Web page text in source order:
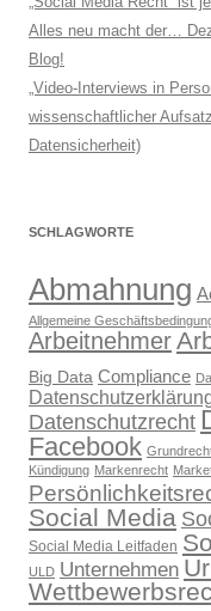
Alles neu macht der…
Blog!
„Video-Interviews in
wissenschaftlicher
Datensicherheit)
SCHLAGWORTE
Abmahnung
Allgemeine
Arbeitnehmer
Big Data Compliance
Datenschutzrecht
Facebook
Kündigung Markenrecht
Social Media
Social Media Leitfaden
ULD Unternehmen